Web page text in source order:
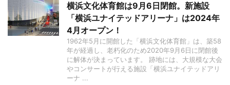
横浜文化体育館は9月6日閉館。新施設
「横浜ユナイテッドアリーナ」は2024年
4月オープン！
1962年5月に開館した「横浜文化体育館」は、築58
年が経過し、老朽化のため2020年9月6日に閉館後
に解体が決まっています。 跡地には、大規模な大会
やコンサートが行える施設「横浜ユナイテッドアリ
ーナ ...